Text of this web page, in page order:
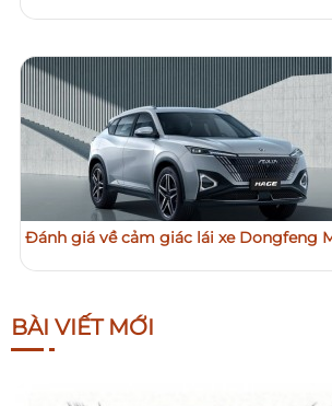
Đánh giá về cảm giác lái xe Dongfeng
BÀI VIẾT MỚI